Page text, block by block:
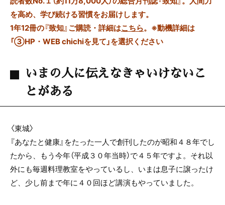
を高め、学び続ける習慣をお届けします。
1年12冊の『致知』ご購読・詳細はこちら。 ※動機詳細は
「③HP・WEB chichiを見て」を選択ください
いまの人に伝えなきゃいけないこ
とがある
〈東城〉
『あなたと健康』をたった一人で創刊したのが昭和４８年でし
たから、もう今年（平成３０年当時）で４５年ですよ。それ以
外にも毎週料理教室をやっているし、いまは息子に譲ったけ
ど、少し前まで年に４０回ほど講演もやっていました。